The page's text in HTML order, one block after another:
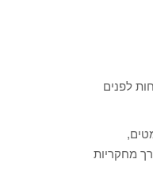
קרם לחות לפנים
מחקריות